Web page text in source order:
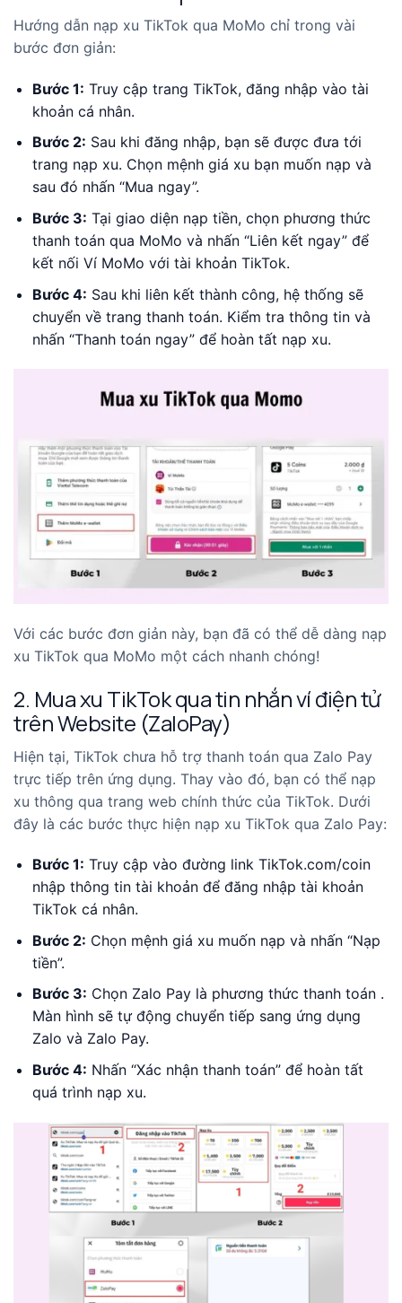
Hướng dẫn nạp xu TikTok qua MoMo chỉ trong vài
bước đơn giản:
Bước 1: Truy cập trang TikTok, đăng nhập vào tài
khoản cá nhân.
Bước 2: Sau khi đăng nhập, bạn sẽ được đưa tới
trang nạp xu. Chọn mệnh giá xu bạn muốn nạp và
sau đó nhấn “Mua ngay”.
Bước 3: Tại giao diện nạp tiền, chọn phương thức
thanh toán qua MoMo và nhấn “Liên kết ngay” để
kết nối Ví MoMo với tài khoản TikTok.
Bước 4: Sau khi liên kết thành công, hệ thống sẽ
chuyển về trang thanh toán. Kiểm tra thông tin và
nhấn “Thanh toán ngay” để hoàn tất nạp xu.
Với các bước đơn giản này, bạn đã có thể dễ dàng nạp
xu TikTok qua MoMo một cách nhanh chóng!
2. Mua xu TikTok qua tin nhắn ví điện tử
trên Website (ZaloPay)
Hiện tại, TikTok chưa hỗ trợ thanh toán qua Zalo Pay
trực tiếp trên ứng dụng. Thay vào đó, bạn có thể nạp
xu thông qua trang web chính thức của TikTok. Dưới
đây là các bước thực hiện nạp xu TikTok qua Zalo Pay:
Bước 1: Truy cập vào đường link TikTok.com/coin
nhập thông tin tài khoản để đăng nhập tài khoản
TikTok cá nhân.
Bước 2: Chọn mệnh giá xu muốn nạp và nhấn “Nạp
tiền”.
Bước 3: Chọn Zalo Pay là phương thức thanh toán .
Màn hình sẽ tự động chuyển tiếp sang ứng dụng
Zalo và Zalo Pay.
Bước 4: Nhấn “Xác nhận thanh toán” để hoàn tất
quá trình nạp xu.